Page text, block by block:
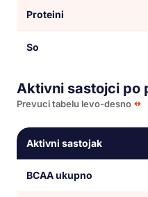
Proteini
So
Aktivni sastojci po
Prevuci tabelu levo-desno
Aktivni sastojak
BCAA ukupno